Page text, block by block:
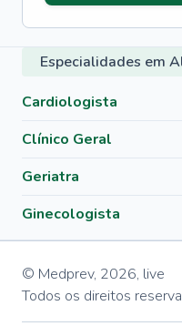
Especialidades em
Cardiologista
Clínico Geral
Geriatra
Ginecologista
© Medprev, 2026, live
Todos os direitos